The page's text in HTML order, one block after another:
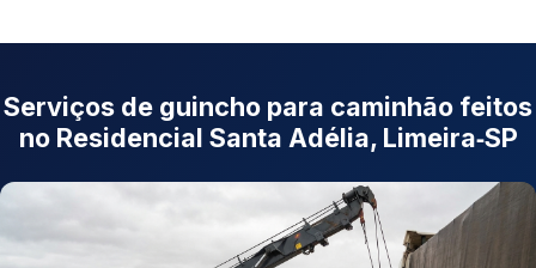
Serviços de guincho para caminhão feitos
no Residencial Santa Adélia, Limeira‑SP